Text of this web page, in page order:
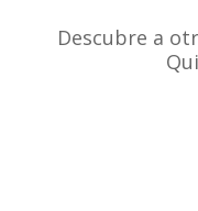
Descubre a